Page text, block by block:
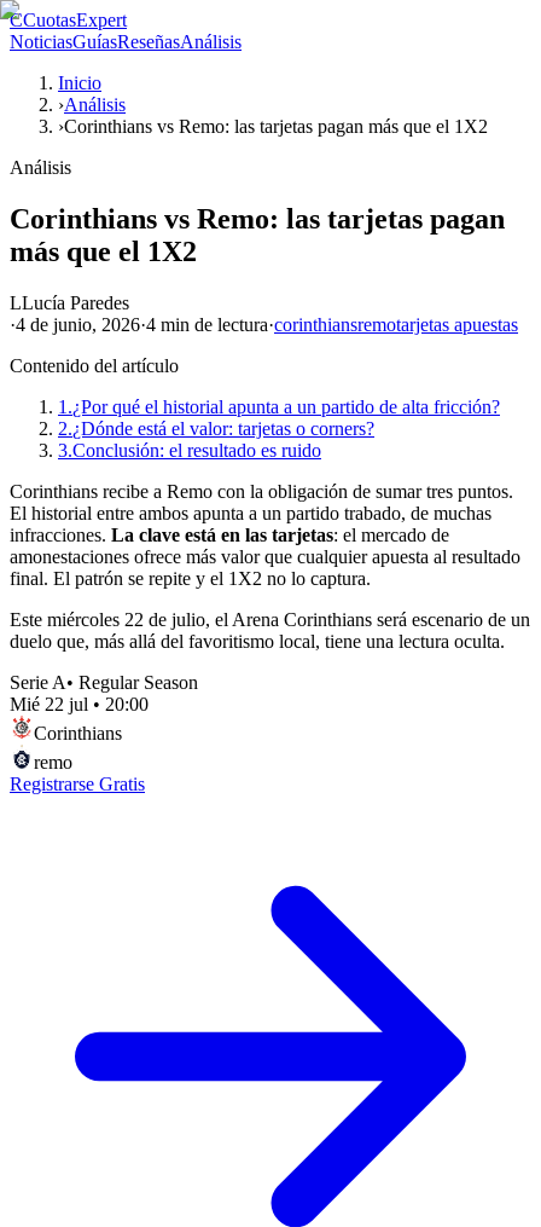
CCuotasExpert
NoticiasGuíasReseñasAnálisis
Inicio
›Análisis
›Corinthians vs Remo: las tarjetas pagan más que el 1X2
Análisis
Corinthians vs Remo: las tarjetas pagan
más que el 1X2
LLucía Paredes
·4 de junio, 2026·4 min de lectura·corinthiansremotarjetas apuestas
Contenido del artículo
1.¿Por qué el historial apunta a un partido de alta fricción?
2.¿Dónde está el valor: tarjetas o corners?
3.Conclusión: el resultado es ruido
Corinthians recibe a Remo con la obligación de sumar tres puntos.
El historial entre ambos apunta a un partido trabado, de muchas
infracciones. La clave está en las tarjetas: el mercado de
amonestaciones ofrece más valor que cualquier apuesta al resultado
final. El patrón se repite y el 1X2 no lo captura.
Este miércoles 22 de julio, el Arena Corinthians será escenario de un
duelo que, más allá del favoritismo local, tiene una lectura oculta.
Serie A• Regular Season
Mié 22 jul • 20:00
Corinthians
remo
Registrarse Gratis